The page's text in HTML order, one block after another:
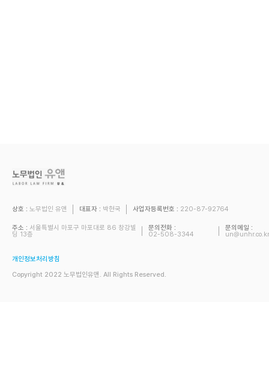
상호 : 노무법인 유앤 대표자 : 박현국 사업자등록번호 : 220-87-92764
주소 : 서울특별시 마포구 마포대로 86 창강빌
딩 13층
문의전화 :
02-508-3344
문의메일 :
un@unhr.co.kr
개인정보처리방침
Copyright 2022 노무법인유앤. All Rights Reserved.